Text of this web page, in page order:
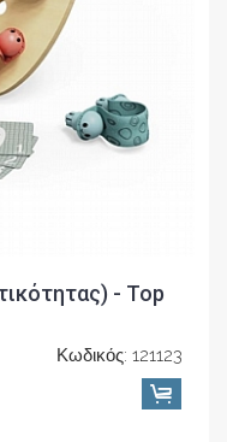
- Top
Κωδικός: 121123